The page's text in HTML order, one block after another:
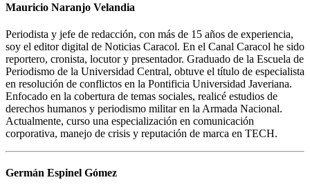
Mauricio Naranjo Velandia
Periodista y jefe de redacción, con más de 15 años de experiencia,
soy el editor digital de Noticias Caracol. En el Canal Caracol he sido
reportero, cronista, locutor y presentador. Graduado de la Escuela de
Periodismo de la Universidad Central, obtuve el título de especialista
en resolución de conflictos en la Pontificia Universidad Javeriana.
Enfocado en la cobertura de temas sociales, realicé estudios de
derechos humanos y periodismo militar en la Armada Nacional.
Actualmente, curso una especialización en comunicación
corporativa, manejo de crisis y reputación de marca en TECH.
Germán Espinel Gómez